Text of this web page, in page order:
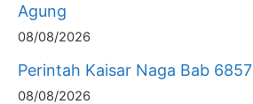
Agung
08/08/2026
Perintah Kaisar Naga Bab
08/08/2026